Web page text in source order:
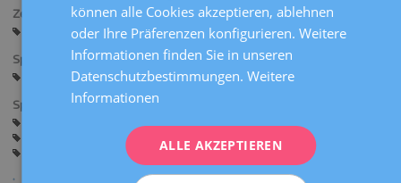
Zentren:
Barcelona
Sprachen:
Spanisch
Katalanisch
Englisch
Spezialitäten:
Schwangerschaft und Geburt
Allgemeine Gynäkologie
Geburtshilfe-Ultraschall und pränatale Diagnostik
DEUTSCH
können alle Cookies akzeptieren, ablehnen
oder Ihre Präferenzen konfigurieren. Weitere
Informationen finden Sie in unseren
Datenschutzbestimmungen. Weitere
Informationen
ALLE AKZEPTIEREN